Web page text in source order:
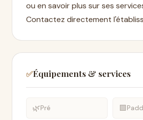
ou en savoir plus sur ses
Contactez directement
✅Équipements & services
🌿Pré 🟩